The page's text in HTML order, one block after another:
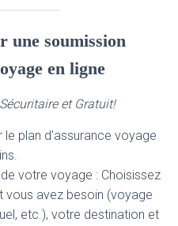
une soumission
en ligne
et Gratuit!
plan d’assurance voyage
votre voyage : Choisissez
vous avez besoin (voyage
etc.), votre destination et